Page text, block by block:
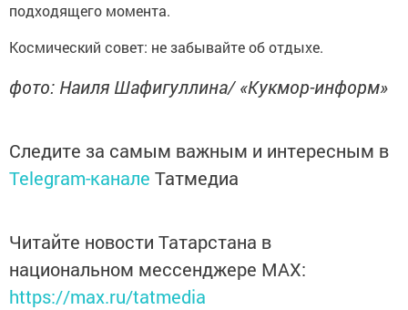
подходящего момента.
Космический совет: не забывайте об отдыхе.
фото: Наиля Шафигуллина/ «Кукмор-информ»
Следите за самым важным и интересным в
Telegram-канале Татмедиа
Читайте новости Татарстана в
национальном мессенджере MАХ:
https://max.ru/tatmedia